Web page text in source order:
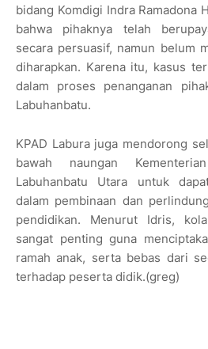
bidang Komdigi Indra Ramadona
bahwa pihaknya telah
secara persuasif, namun belum
diharapkan. Karena itu, kasus
dalam proses penanganan
Labuhanbatu.
KPAD Labura juga mendorong
bawah naungan
Labuhanbatu Utara untuk
dalam pembinaan dan
pendidikan. Menurut Idris,
sangat penting guna
ramah anak, serta bebas dari
terhadap peserta didik.(greg)